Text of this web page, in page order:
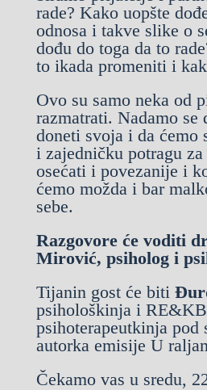
rade? Kako uopšte
odnosa i takve slike o
dođu do toga da to
to ikada promeniti i
Ovo su samo neka od
razmatrati. Nadamo se
doneti svoja i da ćemo
i zajedničku potragu
osećati i povezanije i
ćemo možda i bar
sebe.
Razgovore će voditi
Mirović, psiholog i
Tijanin gost će biti
psihološkinja i
psihoterapeutkinja pod
autorka emisije U
Čekamo vas u sredu,